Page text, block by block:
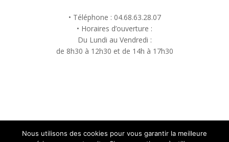
• Téléphone : 04.68.63.28.07
• Horaires d’ouverture :
Du Lundi au Vendredi :
de 8h30 à 12h30 et de 14h à 17h30
Nous utilisons des cookies pour vous garantir la meilleure